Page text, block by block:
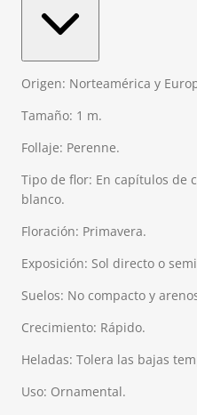
Origen: Norteamérica y
Tamaño: 1 m.
Follaje: Perenne.
Tipo de flor: En capítulos de
blanco.
Floración: Primavera.
Exposición: Sol directo o
Suelos: No compacto y
Crecimiento: Rápido.
Heladas: Tolera las bajas
Uso: Ornamental.